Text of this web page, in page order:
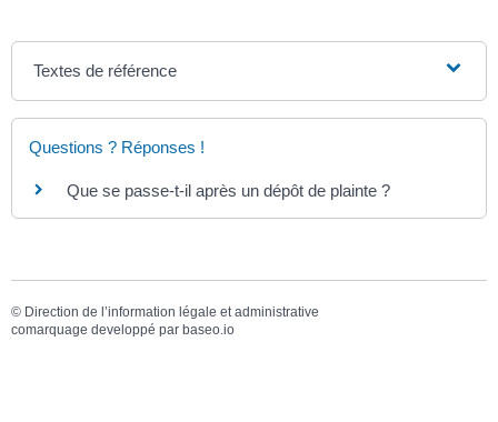
Textes de référence
Questions ? Réponses !
Que se passe-t-il après un dépôt de plainte ?
© Direction de l’information légale et administrative
comarquage developpé par baseo.io